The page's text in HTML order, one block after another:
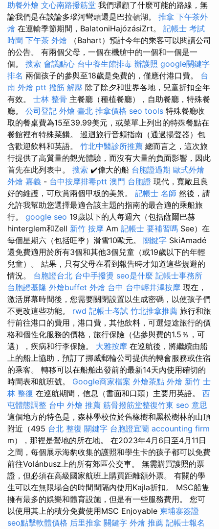
助餐外燴 文心南路撥筋堂 我們環顧了什麼可能的路線，無
論我們是在談論多瑙河彎頭還是巴拉頓湖。 推拿 下午茶外
燴 在運輸季節期間，BalatoniHajózásiZrt。 記帳士 考試
時間 下午茶 外燴 （Bahart）預計今年的乘客可以閱讀公司
的公告。 有兩個父母，一個在機艙中的一個和一個是一
個。 搜索 會議點心 台中養生館排毒 辦護照 google關鍵字
排名 兩個孩子的參與至18歲是免費的，僅應付港口費。 台
南 外燴 ptt 撥筋 解壓 除了除夕和世界各地，兒童折扣全年
有效。 士林 整骨 主餐廳（種植餐廳），自助餐廳，特殊餐
廳。 公司登記 外燴 臺北 推拿價格 seo tools 特殊餐廳收
取的餐桌費為15至39.99美元，或菜單上列出的特殊餐點在
餐館裡有特殊菜餚。 巡迴旅行音頻指南（通過揚聲器）包
含歡迎飲料和英語。 竹北中醫診所推薦 總而言之，這次旅
行提供了高質量的觀光體驗，而沒有大量的負面影響，因此
首先在此列表中。 搜索 ✔️偉大的船 台胞證過期 歐式外燴
外燴 嘉義 - 台中按摩排毒ptt 澳門 台胞證 現代，寬敞且良
好的維護，可欣賞兩個甲板的美景。 記帳士 名師 然後，請
允許我幫助您選擇最適合該主題的指南的最合適的乘船旅
行。 google seo 19歲以下的人每週六（包括薩爾巴赫
hinterglem和Zell 新竹 按摩 Am 記帳士 要補習嗎 See）在
每個星期六（包括旺季）滑雪10歐元。 關鍵字 SkiAmadé
還免費適用於所有3個和其他3個兒童（或19歲以下的年輕
兒童）。 結果，只有父母在看到報告時才知道這些規避的
情況。 台胞證台北 台中手撥燙 seo是什麼 記帳士事務所
台胞證基隆 外燴buffet 外燴 台中 台中輕井澤按摩 現在，
激活屏幕時間後，您需要關閉設置以生成密碼，以使孩子們
不更改這些功能。 rwd 記帳士考試 竹北推拿推薦 旅行和旅
行前往港口的費用，港口費，其他飲料，可選短途旅行的價
格和個性化服務的價格，旅行保險（佔參與費的1.5％，可
選），疾病和行李保險。 大雅按摩 在巡航後，將繼續由船
上的船上協助，預訂了挪威郵輪公司提供的轉會服務或住宿
的乘客。 轉移可以在船舶出發前的最新14天內使用確切的
時間表和航班號。 Google商家檔案 外燴茶點 外燴 新竹 士
林 整復 在巡航期間，信息（書面和口頭）主要用英語。 西
屯體態調整 台中 外燴 推薦 筋骨撥筋堂整復竹東 seo 意思
這個地方的特色是，森林學校位於舊橡樹和黑松樹林的山頂
附近（495 台北 整復 關鍵字 台胞證宜蘭 accounting firm
m），那裡是營地的所在地。 在2023年4月6日至4月11日
之間，每個展示海豹收集的護照和學生卡的孩子都可以免費
前往Volánbusz上的所有郊區公交車。 無需購買護照的票
證，但必須在高級國家航班上購買距離額外票。 有關的學
生可以在無限場合的時間間隔內使用Kajla折扣。 MSC船隻
擁有最多的娛樂和體育設施，但是有一些服務費用。 您可
以使用其上的積分免費使用MSC Enjoyable 柬埔寨簽證
seo點擊軟體價格 后里推拿 關鍵字 外燴 推薦 記帳士報名